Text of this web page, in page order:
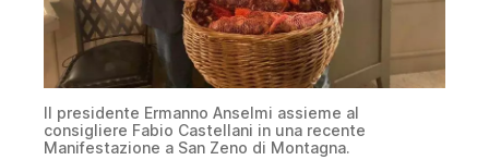
Il presidente Ermanno Anselmi assieme al
consigliere Fabio Castellani in una recente
Manifestazione a San Zeno di Montagna.